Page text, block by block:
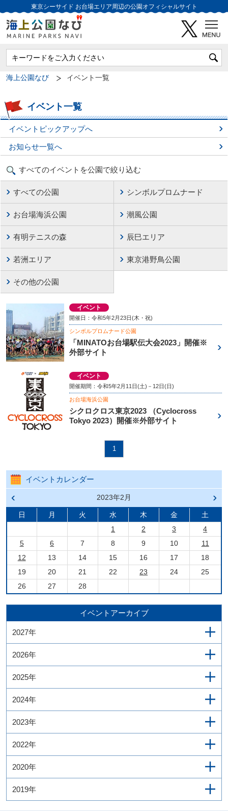
東京シーサイド お台場エリア周辺の公園オフィシャルサイト
海上公園なび イベント一覧
イベント一覧
イベントピックアップへ
お知らせ一覧へ
すべてのイベントを公園で絞り込む
すべての公園 シンボルプロムナード
お台場海浜公園 潮風公園
有明テニスの森 辰巳エリア
若洲エリア 東京港野鳥公園
その他の公園
イベント
開催日：令和5年2月23日(木・祝)
シンボルプロムナード公園
「MINATOお台場駅伝大会2023」開催※
外部サイト
イベント
開催期間：令和5年2月11日(土)－12日(日)
お台場海浜公園
シクロクロス東京2023 （Cyclocross
Tokyo 2023）開催※外部サイト
1
イベントカレンダー
前の
戻る
2023年2月
次の
進む
日 月 火 水 木 金
土
1
2 3
4
5
6 7 8 9 10
11
12
13 14 15 16 17
18
19
20 21 22 23 24
25
26
27 28
イベントアーカイブ
2027年
2026年
2025年
2024年
2023年
2022年
2020年
2019年